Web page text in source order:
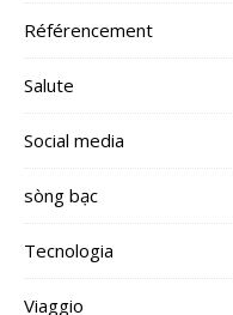
Référencement
Salute
Social media
sòng bạc
Tecnologia
Viaggio